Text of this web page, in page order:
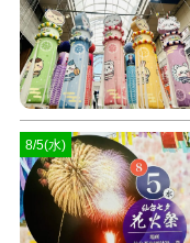
8/5(水)